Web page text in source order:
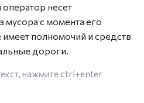
несет
мусора с момента его
полномочий и средств
дороги.
нажмите ctrl+enter